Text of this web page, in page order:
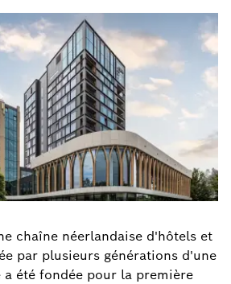
chaîne néerlandaise d'hôtels et
par plusieurs générations d'une
été fondée pour la première